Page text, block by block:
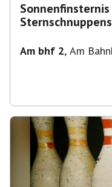
Am bhf 2, Am